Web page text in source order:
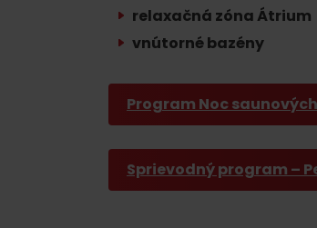
Voda,
relaxačná zóna Átrium
vnútorné bazény
Program Noc
Sprievodný program –